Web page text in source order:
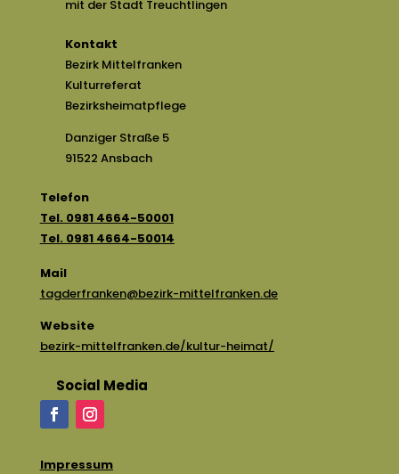
mit der Stadt Treuchtlingen
Kontakt
Bezirk Mittelfranken
Kulturreferat
Bezirksheimatpflege
Danziger Straße 5
91522 Ansbach
Telefon
Tel. 0981 4664-50001
Tel. 0981 4664-50014
Mail
tagderfranken@bezirk-mittelfranken.de
Website
bezirk-mittelfranken.de/kultur-heimat/
Social Media
Impressum